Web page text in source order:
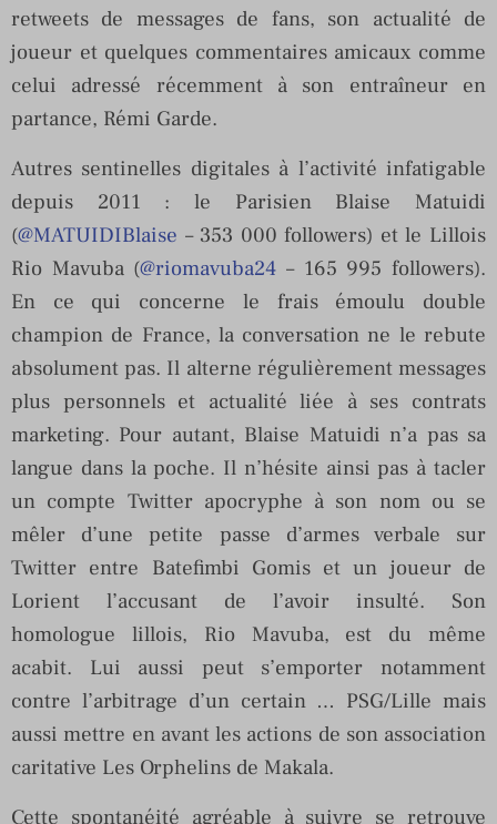
retweets de messages de fans, son actualité de
joueur et quelques commentaires amicaux comme
celui adressé récemment à son entraîneur en
partance, Rémi Garde.
Autres sentinelles digitales à l’activité infatigable
depuis 2011 : le Parisien Blaise Matuidi
(@MATUIDIBlaise – 353 000 followers) et le Lillois
Rio Mavuba (@riomavuba24 – 165 995 followers).
En ce qui concerne le frais émoulu double
champion de France, la conversation ne le rebute
absolument pas. Il alterne régulièrement messages
plus personnels et actualité liée à ses contrats
marketing. Pour autant, Blaise Matuidi n’a pas sa
langue dans la poche. Il n’hésite ainsi pas à tacler
un compte Twitter apocryphe à son nom ou se
mêler d’une petite passe d’armes verbale sur
Twitter entre Batefimbi Gomis et un joueur de
Lorient l’accusant de l’avoir insulté. Son
homologue lillois, Rio Mavuba, est du même
acabit. Lui aussi peut s’emporter notamment
contre l’arbitrage d’un certain … PSG/Lille mais
aussi mettre en avant les actions de son association
caritative Les Orphelins de Makala.
Cette spontanéité agréable à suivre se retrouve